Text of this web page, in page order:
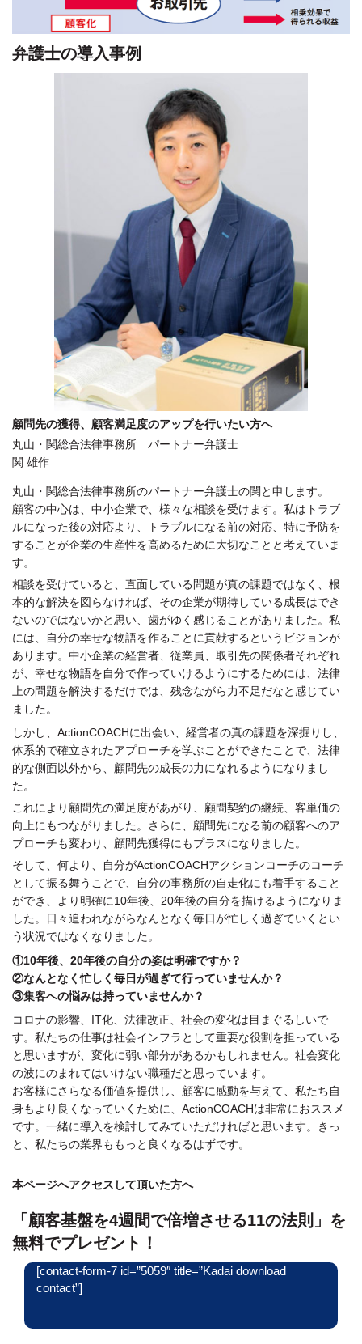
弁護士の導入事例
顧問先の獲得、顧客満足度のアップを行いたい方へ
丸山・関総合法律事務所 パートナー弁護士
関 雄作
丸山・関総合法律事務所のパートナー弁護士の関と申します。
顧客の中心は、中小企業で、様々な相談を受けます。私はトラブ
ルになった後の対応より、トラブルになる前の対応、特に予防を
することが企業の生産性を高めるために大切なことと考えていま
す。
相談を受けていると、直面している問題が真の課題ではなく、根
本的な解決を図らなければ、その企業が期待している成長はでき
ないのではないかと思い、歯がゆく感じることがありました。私
には、自分の幸せな物語を作ることに貢献するというビジョンが
あります。中小企業の経営者、従業員、取引先の関係者それぞれ
が、幸せな物語を自分で作っていけるようにするためには、法律
上の問題を解決するだけでは、残念ながら力不足だなと感じてい
ました。
しかし、ActionCOACHに出会い、経営者の真の課題を深掘りし、
体系的で確立されたアプローチを学ぶことができたことで、法律
的な側面以外から、顧問先の成長の力になれるようになりまし
た。
これにより顧問先の満足度があがり、顧問契約の継続、客単価の
向上にもつながりました。さらに、顧問先になる前の顧客へのア
プローチも変わり、顧問先獲得にもプラスになりました。
そして、何より、自分がActionCOACHアクションコーチのコーチ
として振る舞うことで、自分の事務所の自走化にも着手すること
ができ、より明確に10年後、20年後の自分を描けるようになりま
した。日々追われながらなんとなく毎日が忙しく過ぎていくとい
う状況ではなくなりました。
①10年後、20年後の自分の姿は明確ですか？
②なんとなく忙しく毎日が過ぎて行っていませんか？
③集客への悩みは持っていませんか？
コロナの影響、IT化、法律改正、社会の変化は目まぐるしいで
す。私たちの仕事は社会インフラとして重要な役割を担っている
と思いますが、変化に弱い部分があるかもしれません。社会変化
の波にのまれてはいけない職種だと思っています。
お客様にさらなる価値を提供し、顧客に感動を与えて、私たち自
身もより良くなっていくために、ActionCOACHは非常におススメ
です。一緒に導入を検討してみていただければと思います。きっ
と、私たちの業界ももっと良くなるはずです。
本ページへアクセスして頂いた方へ
「顧客基盤を4週間で倍増させる11の法則」を
無料でプレゼント！
[contact-form-7 id=”5059″ title=”Kadai download
contact”]